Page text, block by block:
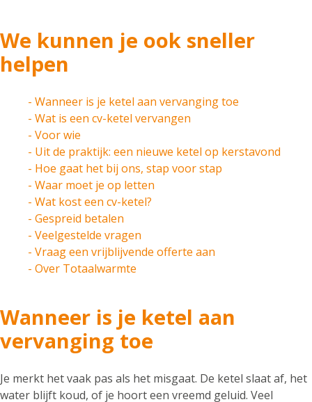
We kunnen je ook sneller
helpen
- Wanneer is je ketel aan vervanging toe
- Wat is een cv-ketel vervangen
- Voor wie
- Uit de praktijk: een nieuwe ketel op kerstavond
- Hoe gaat het bij ons, stap voor stap
- Waar moet je op letten
- Wat kost een cv-ketel?
- Gespreid betalen
- Veelgestelde vragen
- Vraag een vrijblijvende offerte aan
- Over Totaalwarmte
Wanneer is je ketel aan
vervanging toe
Je merkt het vaak pas als het misgaat. De ketel slaat af, het
water blijft koud, of je hoort een vreemd geluid. Veel